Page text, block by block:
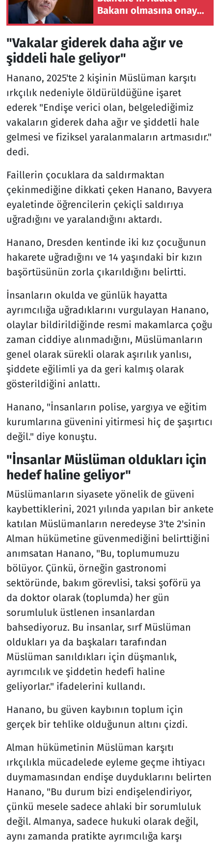
Bakanı olmasına onay
"Vakalar giderek daha ağır ve
şiddeli hale geliyor"
Hanano, 2025'te 2 kişinin Müslüman karşıtı
ırkçılık nedeniyle öldürüldüğüne işaret
ederek "Endişe verici olan, belgelediğimiz
vakaların giderek daha ağır ve şiddetli hale
gelmesi ve fiziksel yaralanmaların artmasıdır."
dedi.
Faillerin çocuklara da saldırmaktan
çekinmediğine dikkati çeken Hanano, Bavyera
eyaletinde öğrencilerin çekiçli saldırıya
uğradığını ve yaralandığını aktardı.
Hanano, Dresden kentinde iki kız çocuğunun
hakarete uğradığını ve 14 yaşındaki bir kızın
başörtüsünün zorla çıkarıldığını belirtti.
İnsanların okulda ve günlük hayatta
ayrımcılığa uğradıklarını vurgulayan Hanano,
olaylar bildirildiğinde resmi makamlarca çoğu
zaman ciddiye alınmadığını, Müslümanların
genel olarak sürekli olarak aşırılık yanlısı,
şiddete eğilimli ya da geri kalmış olarak
gösterildiğini anlattı.
Hanano, "İnsanların polise, yargıya ve eğitim
kurumlarına güvenini yitirmesi hiç de şaşırtıcı
değil." diye konuştu.
"İnsanlar Müslüman oldukları için
hedef haline geliyor"
Müslümanların siyasete yönelik de güveni
kaybettiklerini, 2021 yılında yapılan bir ankete
katılan Müslümanların neredeyse 3'te 2'sinin
Alman hükümetine güvenmediğini belirttiğini
anımsatan Hanano, "Bu, toplumumuzu
bölüyor. Çünkü, örneğin gastronomi
sektöründe, bakım görevlisi, taksi şoförü ya
da doktor olarak (toplumda) her gün
sorumluluk üstlenen insanlardan
bahsediyoruz. Bu insanlar, sırf Müslüman
oldukları ya da başkaları tarafından
Müslüman sanıldıkları için düşmanlık,
ayrımcılık ve şiddetin hedefi haline
geliyorlar." ifadelerini kullandı.
Hanano, bu güven kaybının toplum için
gerçek bir tehlike olduğunun altını çizdi.
Alman hükümetinin Müslüman karşıtı
ırkçılıkla mücadelede eyleme geçme ihtiyacı
duymamasından endişe duyduklarını belirten
Hanano, "Bu durum bizi endişelendiriyor,
çünkü mesele sadece ahlaki bir sorumluluk
değil. Almanya, sadece hukuki olarak değil,
aynı zamanda pratikte ayrımcılığa karşı